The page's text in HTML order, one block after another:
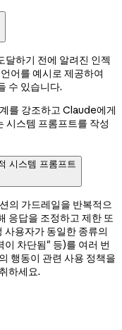
하기 전에 알려진 인젝
어를 예시로 제공하여
수 있습니다.
를 강조하고 Claude에게
시스템 프롬프트를 작성
시스템 프롬프트
의 가드레일을 반복적으
응답을 조정하고 제한 또
사용자가 동일한 종류의
차단됨" 등)를 여러 번
행동이 관련 사용 정책을
하세요.